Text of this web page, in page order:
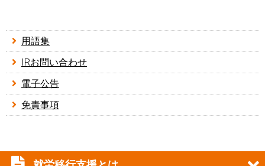
用語集
IRお問い合わせ
電子公告
免責事項